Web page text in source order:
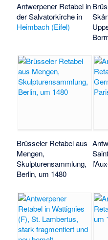
Antwerpener Retabel in
der Salvatorkirche in
Heimbach (Eifel)
Brüsseler Retabel aus
Mengen,
Skulpturensammlung,
Berlin, um 1480